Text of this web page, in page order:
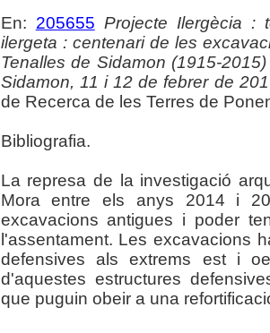
En: 205655 Projecte Ilergècia :
ilergeta : centenari de les
Tenalles de Sidamon (1915-
Sidamon, 11 i 12 de febrer de
de Recerca de les Terres de
Bibliografia.
La represa de la investigació
Mora entre els anys 2014 i
excavacions antigues i poder
l'assentament. Les excavacions
defensives als extrems est i
d'aquestes estructures
que puguin obeir a una